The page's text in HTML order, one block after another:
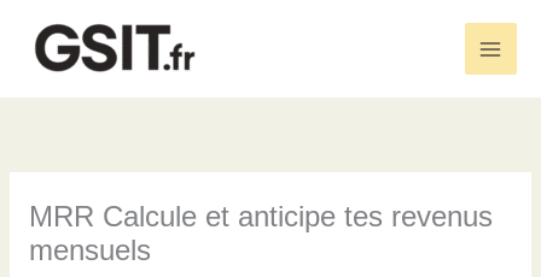
contenu
Main
MRR Calcule et anticipe tes revenus
mensuels